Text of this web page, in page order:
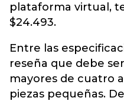
plataforma virtual,
$24.493.
Entre las
reseña que debe
mayores de cuatro
piezas pequeñas.